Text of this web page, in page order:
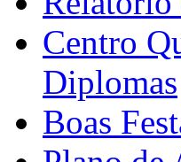
Centro
Diplomas
Boas